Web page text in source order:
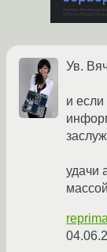
Ув.
и
удачи